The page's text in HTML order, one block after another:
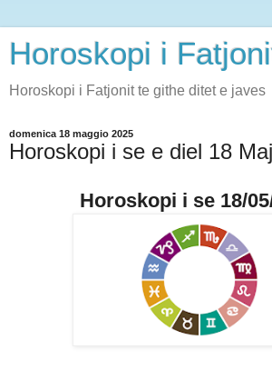
Horoskopi i
Horoskopi i Fatjonit te githe ditet e javes
domenica 18 maggio 2025
Horoskopi i se e diel 18
Horoskopi i se 18/